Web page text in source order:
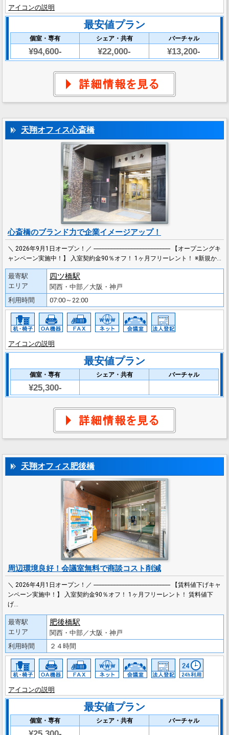
アイコンの説明
最安値プラン
個室・専有 シェア・共有 バーチャル
¥94,600- ¥22,000- ¥13,200-
天翔オフィス心斎橋
心斎橋のブランド力で企業イメージアップ！
＼ 2026年9月1日オープン！／ -------------------------------------------------- 【オープニングキ
ャンペーン実施中！】 入室契約金90％オフ！ 1ヶ月フリーレント！ ※新規か…
最寄駅
エリア
四ツ橋駅
関西・中部／大阪・神戸
利用時間
07:00～22:00
アイコンの説明
最安値プラン
個室・専有 シェア・共有 バーチャル
¥25,300-
天翔オフィス肥後橋
周辺環境良好！会議室無料で商談コスト削減
＼ 2026年4月1日オープン！／ -------------------------------------------------- 【賃料値下げキャ
ンペーン実施中！】 入室契約金90％オフ！ 1ヶ月フリーレント！ 賃料値下
げ…
最寄駅
エリア
肥後橋駅
関西・中部／大阪・神戸
利用時間
２４時間
アイコンの説明
最安値プラン
個室・専有 シェア・共有 バーチャル